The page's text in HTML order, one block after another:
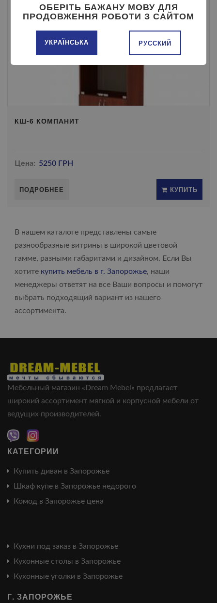
КШ-6 КОМПАНИТ
Цена: 5250 ГРН
ПОДРОБНЕЕ КУПИТЬ
В нашем каталоге представлены самые
разнообразные витрины в широкой цветовой
гамме, разными габаритами и дизайном. Если Вы
хотите купить мебель в г. Запорожье, наши
менеджеры ответят на все Ваши вопросы и помогут
выбрать подходящий вариант из нашего
ассортимента.
Мебельный магазин «Dream Mebel» предлагает
широкий ассортимент мягкой и корпусной мебели от
ведущих производителей.
КАТЕГОРИИ
Купить диван в Запорожье
Шкаф купе в Запорожье недорого
Комод в Запорожье цена
Кухни под заказ в Запорожье
Кухонные столы в Запорожье
Кухонные уголки в Запорожье
Г. ЗАПОРОЖЬЕ
ОБЕРІТЬ БАЖАНУ МОВУ ДЛЯ
ПРОДОВЖЕННЯ РОБОТИ З САЙТОМ
УКРАЇНСЬКА РУССКИЙ